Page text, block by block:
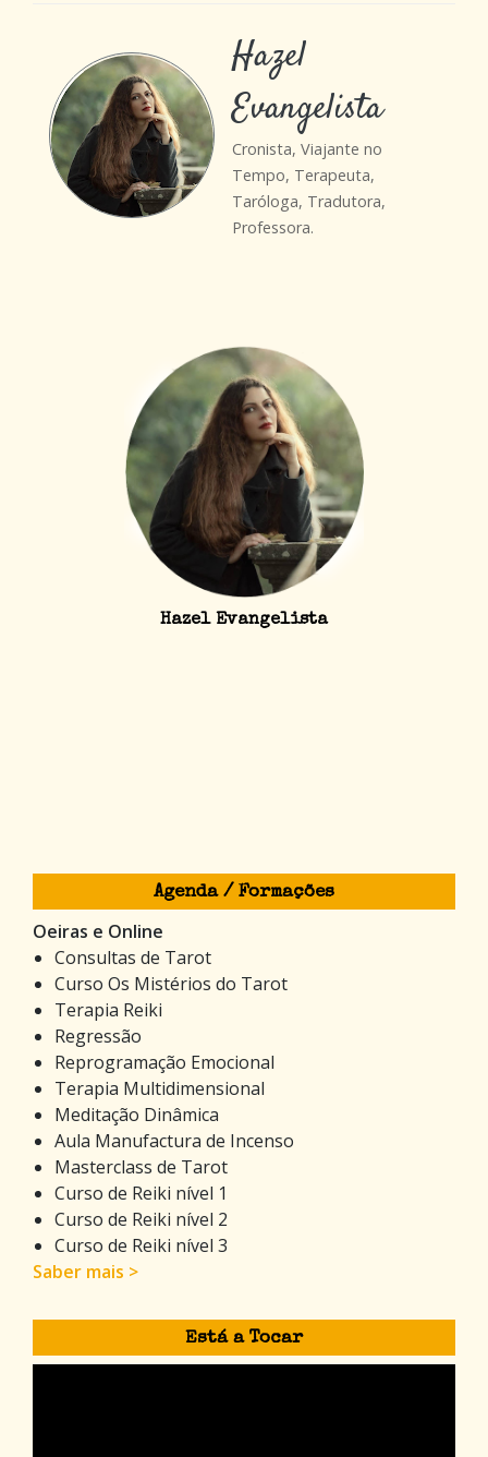
Hazel
Evangelista
Cronista, Viajante no
Tempo, Terapeuta,
Taróloga, Tradutora,
Professora.
Hazel Evangelista
Agenda / Formações
Oeiras e Online
Consultas de Tarot
Curso Os Mistérios do Tarot
Terapia Reiki
Regressão
Reprogramação Emocional
Terapia Multidimensional
Meditação Dinâmica
Aula Manufactura de Incenso
Masterclass de Tarot
Curso de Reiki nível 1
Curso de Reiki nível 2
Curso de Reiki nível 3
Saber mais >
Está a Tocar